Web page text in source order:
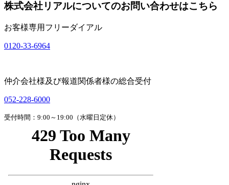
株式会社リアルについてのお問い合わせはこちら
お客様専用フリーダイアル
0120-33-6964
仲介会社様及び報道関係者様の総合受付
052-228-6000
受付時間：9:00～19:00（水曜日定休）